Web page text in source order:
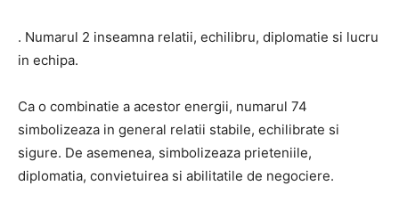
. Numarul 2 inseamna relatii, echilibru, diplomatie si lucru
in echipa.
Ca o combinatie a acestor energii, numarul 74
simbolizeaza in general relatii stabile, echilibrate si
sigure. De asemenea, simbolizeaza prieteniile,
diplomatia, convietuirea si abilitatile de negociere.